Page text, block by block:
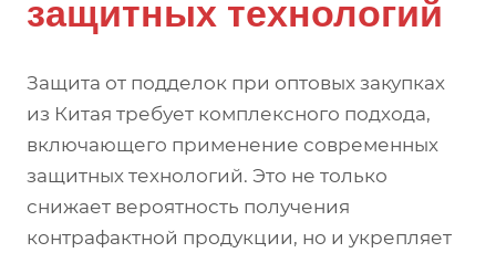
защитных технологий
Защита от подделок при оптовых закупках
из Китая требует комплексного подхода,
включающего применение современных
защитных технологий. Это не только
снижает вероятность получения
контрафактной продукции, но и укрепляет